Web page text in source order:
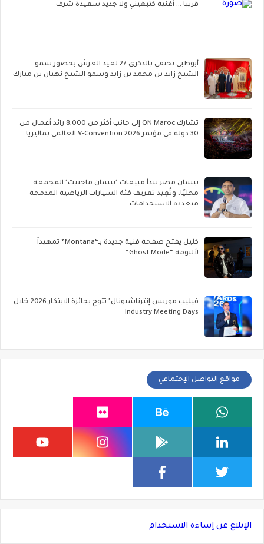
قريبا ... أغنية كتبغيني ولا جديد سعيدة شرف
أبوظبي تحتفي بالذكرى 27 لعيد العرش بحضور سمو
الشيخ زايد بن محمد بن زايد وسمو الشيخ نهيان بن مبارك
تشارك QN Maroc إلى جانب أكثر من 8,000 رائد أعمال من
30 دولة في مؤتمر V-Convention 2026 العالمي بماليزيا
نيسان مصر تبدأ مبيعات "نيسان ماجنيت" المجمعة
محليًا، وتُعِيد تعريف فئة السيارات الرياضية المدمجة
متعددة الاستخدامات
كليل يفتح صفحة فنية جديدة بـ“Montana” تمهيداً
لألبومه “Ghost Mode”
فيليب موريس إنترناشيونال" تتوج بجائزة الابتكار 2026 خلال
Industry Meeting Days
مواقع التواصل الإجتماعي
الإبلاغ عن إساءة الاستخدام